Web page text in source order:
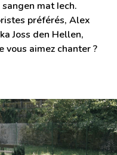
mat Iech.
préférés, Alex
Joss den Hellen,
vous aimez chanter ?